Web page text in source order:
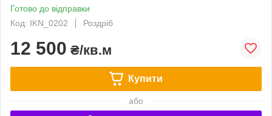
Готово до відправки
Код: IKN_0202
Роздріб
12 500 ₴/кв.м
Купити
або